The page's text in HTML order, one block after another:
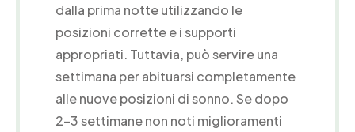
dalla prima notte utilizzando le
posizioni corrette e i supporti
appropriati. Tuttavia, può servire una
settimana per abituarsi completamente
alle nuove posizioni di sonno. Se dopo
2-3 settimane non noti miglioramenti